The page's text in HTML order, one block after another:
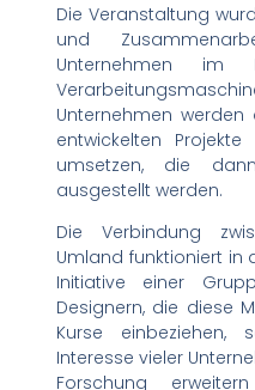
Die Veranstaltung
und
Unternehmen im
Unternehmen
entwickelten
umsetzen, die
ausgestellt werden.
Die Verbindung
Umland funktioniert in
Initiative einer
Designern, die diese
Kurse
Interesse vieler
Forschung